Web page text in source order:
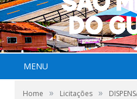
MENU
Home » Licitações »